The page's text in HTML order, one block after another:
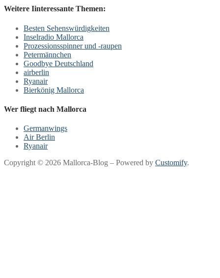
Weitere Iinteressante Themen:
Besten Sehenswürdigkeiten
Inselradio Mallorca
Prozessionsspinner und -raupen
Petermännchen
Goodbye Deutschland
airberlin
Ryanair
Bierkönig Mallorca
Wer fliegt nach Mallorca
Germanwings
Air Berlin
Ryanair
Copyright © 2026 Mallorca-Blog – Powered by Customify.